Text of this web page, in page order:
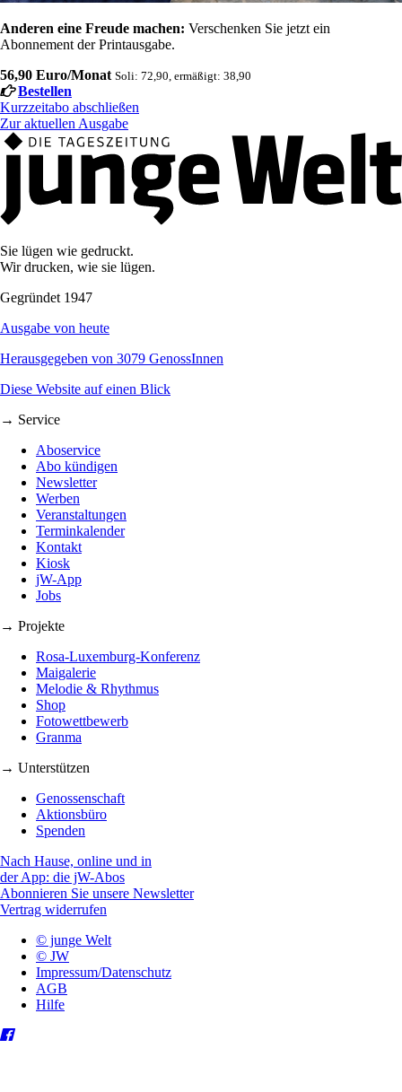
Anderen eine Freude machen: Verschenken Sie jetzt ein
Abonnement der Printausgabe.
56,90 Euro/Monat Soli: 72,90, ermäßigt: 38,90
Bestellen
Kurzzeitabo abschließen
Zur aktuellen Ausgabe
Sie lügen wie gedruckt.
Wir drucken, wie sie lügen.
Gegründet 1947
Ausgabe von heute
Herausgegeben von 3079 GenossInnen
Diese Website auf einen Blick
→ Service
Aboservice
Abo kündigen
Newsletter
Werben
Veranstaltungen
Terminkalender
Kontakt
Kiosk
jW-App
Jobs
→ Projekte
Rosa-Luxemburg-Konferenz
Maigalerie
Melodie & Rhythmus
Shop
Fotowettbewerb
Granma
→ Unterstützen
Genossenschaft
Aktionsbüro
Spenden
Nach Hause, online und in
der App: die jW-Abos
Abonnieren Sie unsere Newsletter
Vertrag widerrufen
© junge Welt
© JW
Impressum/Datenschutz
AGB
Hilfe